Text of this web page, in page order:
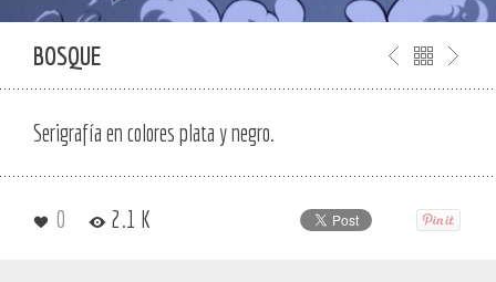
BOSQUE
Serigrafía en colores plata y negro.
0 2.1 K